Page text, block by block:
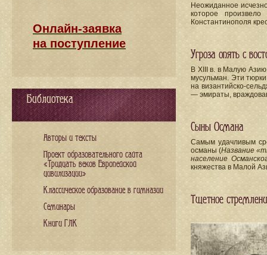
Неожиданное
которое
Константинополя
Угроза опять с
В XIII в. в Малую
мусульман. Эти
на византийско-
— эмираты,
Сыны Османа
Самым удачливым
османы (Название
население
княжества в Малой
Тщетное
Онлайн-заявка
на поступление
Библиотека
Авторы и тексты
Проект образовательного сайта
«Тридцать веков Европейской
цивилизации»
Классическое образование в гимназии
Семинары
Книги ГЛК